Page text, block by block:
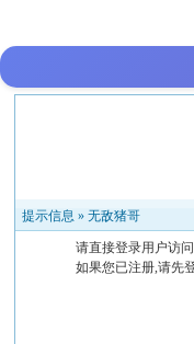
提示信息 »无敌猪哥
请直接登录用户访
如果您已注册,请先